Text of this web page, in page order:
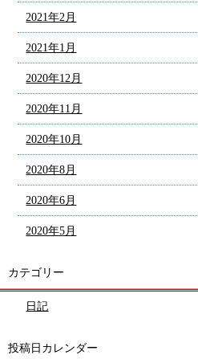
2021年2月
2021年1月
2020年12月
2020年11月
2020年10月
2020年8月
2020年6月
2020年5月
カテゴリー
日記
投稿日カレンダー